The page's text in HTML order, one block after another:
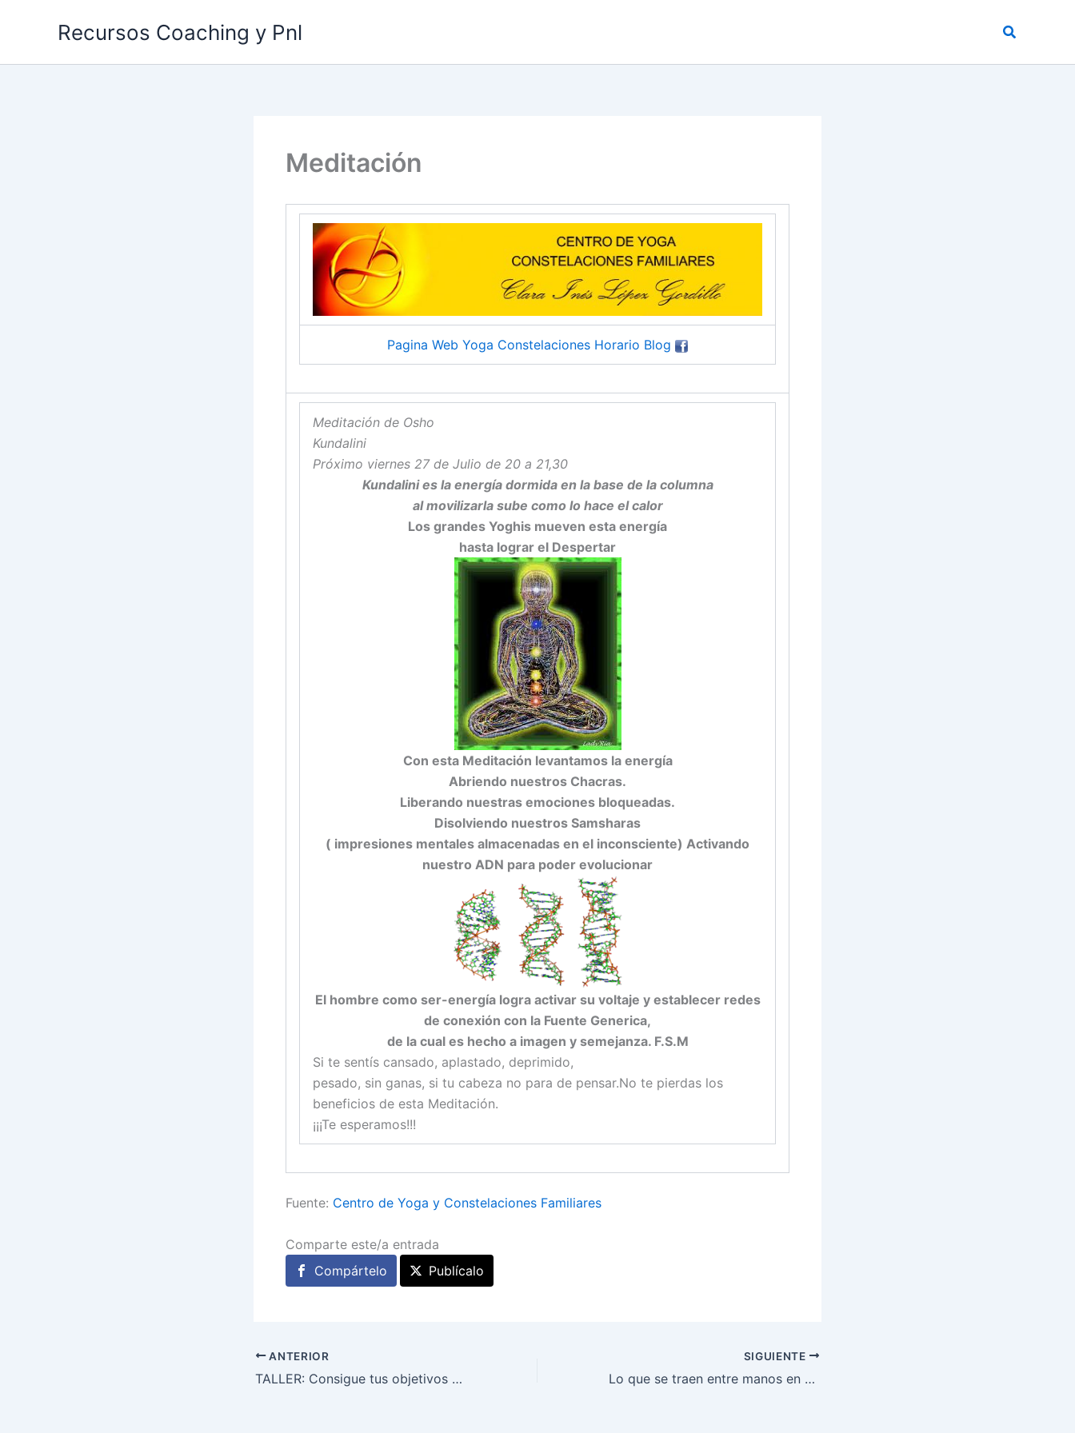
Recursos Coaching y Pnl Buscar
Meditación
Pagina Web Yoga Constelaciones Horario Blog
Meditación de Osho
Kundalini
Próximo viernes 27 de Julio de 20 a 21,30
Kundalini es la energía dormida en la base de la columna
al movilizarla sube como lo hace el calor
Los grandes Yoghis mueven esta energía
hasta lograr el Despertar
Con esta Meditación levantamos la energía
Abriendo nuestros Chacras.
Liberando nuestras emociones bloqueadas.
Disolviendo nuestros Samsharas
( impresiones mentales almacenadas en el inconsciente) Activando
nuestro ADN para poder evolucionar
El hombre como ser-energía logra activar su voltaje y establecer redes
de conexión con la Fuente Generica,
de la cual es hecho a imagen y semejanza. F.S.M
Si te sentís cansado, aplastado, deprimido,
pesado, sin ganas, si tu cabeza no para de pensar.No te pierdas los
beneficios de esta Meditación.
¡¡¡Te esperamos!!!
Fuente: Centro de Yoga y Constelaciones Familiares
Comparte este/a entrada
Compártelo
Publícalo
ANTERIOR
TALLER: Consigue tus objetivos a través del Coaching, Barcelona, 20.10.12
SIGUIENTE
Lo que se traen entre manos en #HandFun